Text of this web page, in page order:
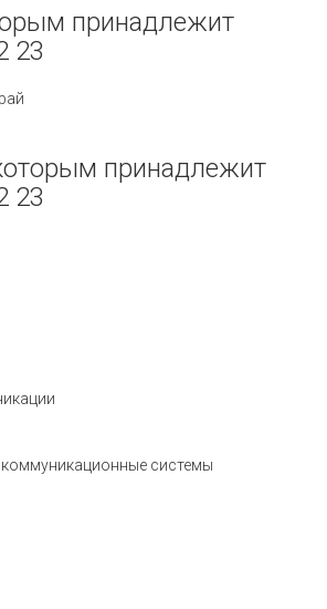
принадлежит
23
принадлежит
23
системы